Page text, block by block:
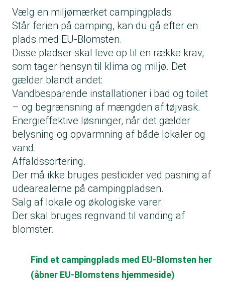
Vælg en miljømærket campingplads
Står ferien på camping, kan du gå efter en
plads med EU-Blomsten.
Disse pladser skal leve op til en række krav,
som tager hensyn til klima og miljø. Det
gælder blandt andet:
Vandbesparende installationer i bad og toilet
– og begrænsning af mængden af tøjvask.
Energieffektive løsninger, når det gælder
belysning og opvarmning af både lokaler og
vand.
Affaldssortering.
Der må ikke bruges pesticider ved pasning af
udearealerne på campingpladsen.
Salg af lokale og økologiske varer.
Der skal bruges regnvand til vanding af
blomster.
Find et campingplads med EU-Blomsten her
(åbner EU-Blomstens hjemmeside)